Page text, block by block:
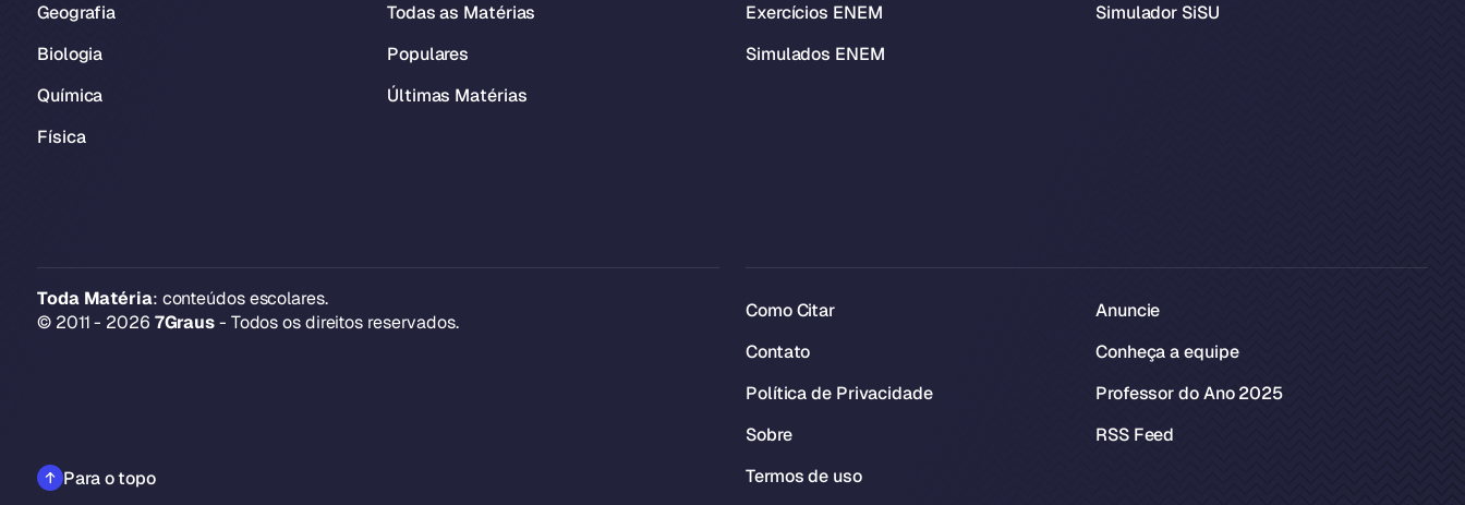
Geografia
Biologia
Química
Física
Todas as Matérias
Populares
Últimas Matérias
Exercícios ENEM
Simulados ENEM
Simulador SiSU
Toda Matéria: conteúdos escolares.
© 2011 - 2026 7Graus- Todos os direitos reservados.
Para o topo
Como Citar
Contato
Política de Privacidade
Sobre
Termos de uso
Anuncie
Conheça a equipe
Professor do Ano 2025
RSS Feed